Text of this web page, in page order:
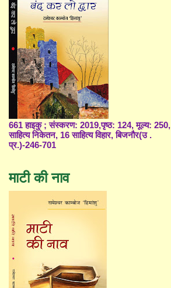
661 हाइकु ; संस्करण: 2019,पृष्ठ: 124, मूल्य: 250,
साहित्य निकेतन, 16 साहित्य विहार, बिजनौर(उ .
प्र.)-246-701
माटी की नाव